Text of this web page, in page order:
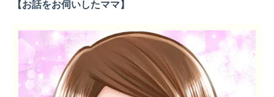
【お話をお伺いしたママ】